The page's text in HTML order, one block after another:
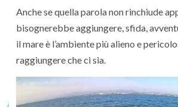
Anche se quella parola non rinchiude
bisognerebbe aggiungere, sfida,
il mare è l’ambiente più alieno e
raggiungere che ci sia.